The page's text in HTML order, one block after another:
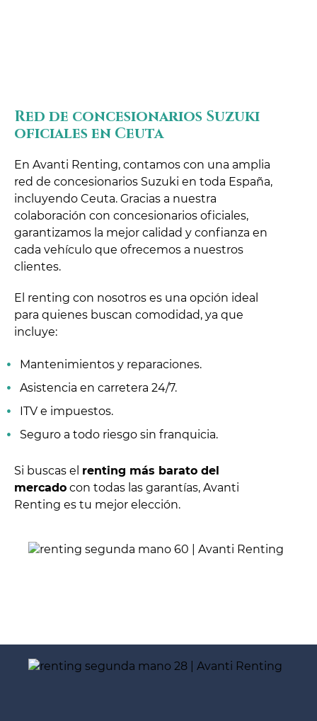
Red de concesionarios Suzuki
oficiales en Ceuta
En Avanti Renting, contamos con una amplia
red de concesionarios Suzuki en toda España,
incluyendo Ceuta. Gracias a nuestra
colaboración con concesionarios oficiales,
garantizamos la mejor calidad y confianza en
cada vehículo que ofrecemos a nuestros
clientes.
El renting con nosotros es una opción ideal
para quienes buscan comodidad, ya que
incluye:
Mantenimientos y reparaciones.
Asistencia en carretera 24/7.
ITV e impuestos.
Seguro a todo riesgo sin franquicia.
Si buscas el renting más barato del
mercado con todas las garantías, Avanti
Renting es tu mejor elección.